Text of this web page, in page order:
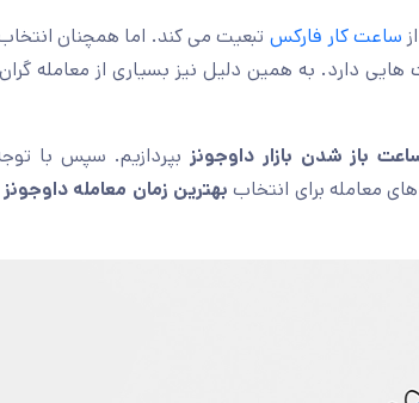
ساعت کار فارکس تبعیت می کند. اما همچنان
هایی دارد. به همین دلیل نیز بسیاری از معامله
باز شدن بازار داوجونز بپردازیم. سپس با
معامله برای انتخاب بهترین زمان معامله داوجونز